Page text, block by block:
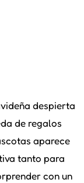
despierta
de regalos
aparece
tanto para
con un